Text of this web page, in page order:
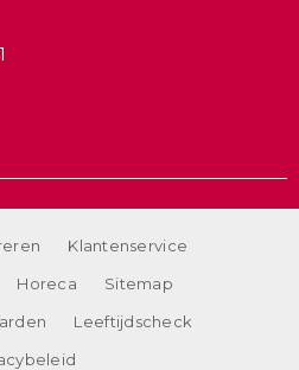
Klantenservice
Horeca
Sitemap
Leeftijdscheck